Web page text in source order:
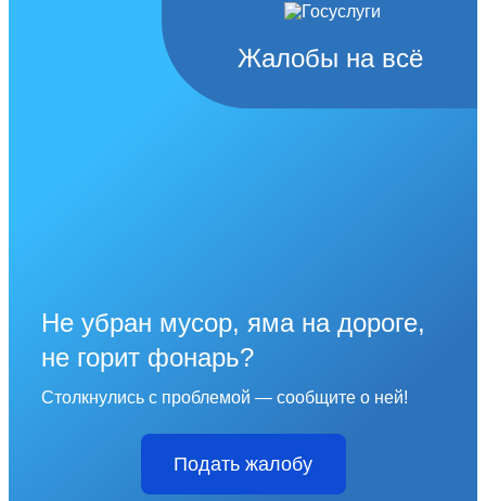
Жалобы на всё
Не убран мусор, яма на дороге,
не горит фонарь?
Столкнулись с проблемой — сообщите о ней!
Подать жалобу